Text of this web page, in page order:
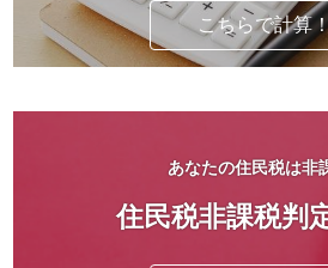
こちらで計算
あなたの住民税は非
住民税非課税判